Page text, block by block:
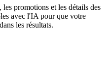
promotions et les détails des
avec l'IA pour que votre
les résultats.